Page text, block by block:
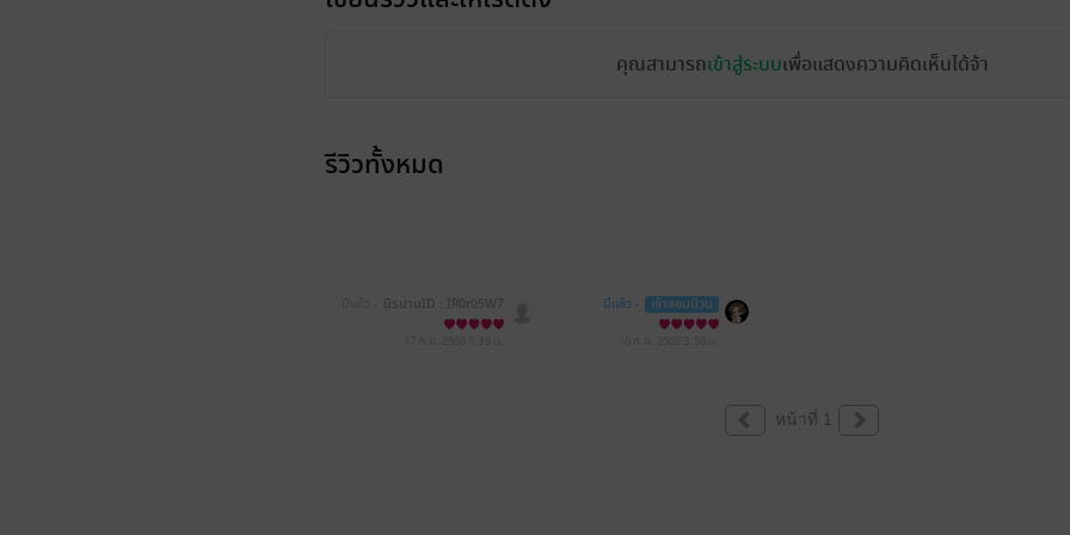
คุณสามารถเข้าสู่ระบบเพื่อแสดงความคิดเห็นได้จ้า
รีวิวทั้งหมด
นิรนามID : IR0r05W7
15
มีแล้ว - เจ้าจอมป่วน
หน้าที่ 1